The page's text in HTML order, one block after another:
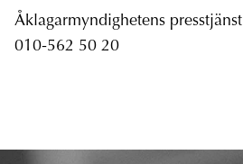
Åklagarmyndighetens presstjänst
010-562 50 20